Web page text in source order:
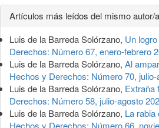
Detalles
del
artículo
Artículos más leídos del mismo autor/a
Luis de la Barreda Solórzano, Un
Derechos: Número 67, enero-febrero
Luis de la Barreda Solórzano, Al
Hechos y Derechos: Número 70,
Luis de la Barreda Solórzano, Extraña
Derechos: Número 58, julio-agosto
Luis de la Barreda Solórzano, La rabia
Hechos y Derechos: Número 66,